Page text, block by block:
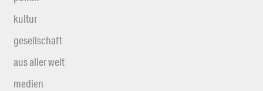
kultur
gesellschaft
aus aller welt
medien